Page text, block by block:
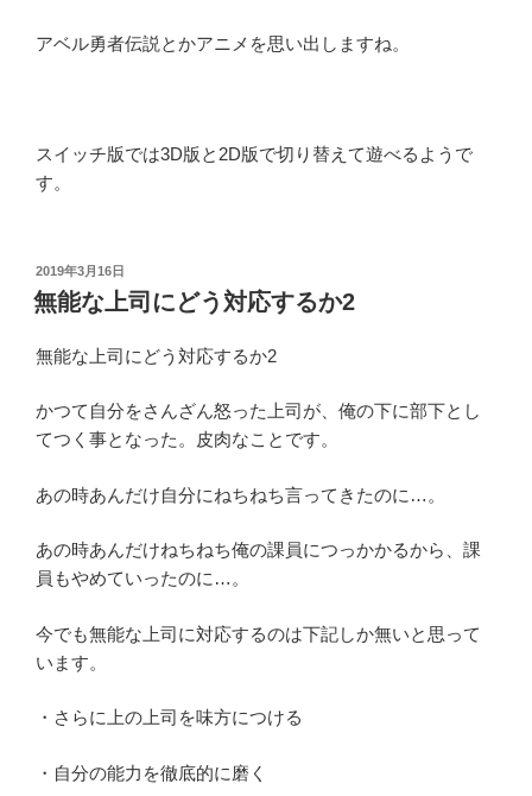
アベル勇者伝説とかアニメを思い出しますね。
スイッチ版では3D版と2D版で切り替えて遊べるようで
す。
投
稿
日:
2019年3月16日
無能な上司にどう対応するか2
無能な上司にどう対応するか2
かつて自分をさんざん怒った上司が、俺の下に部下とし
てつく事となった。皮肉なことです。
あの時あんだけ自分にねちねち言ってきたのに…。
あの時あんだけねちねち俺の課員につっかかるから、課
員もやめていったのに…。
今でも無能な上司に対応するのは下記しか無いと思って
います。
・さらに上の上司を味方につける
・自分の能力を徹底的に磨く